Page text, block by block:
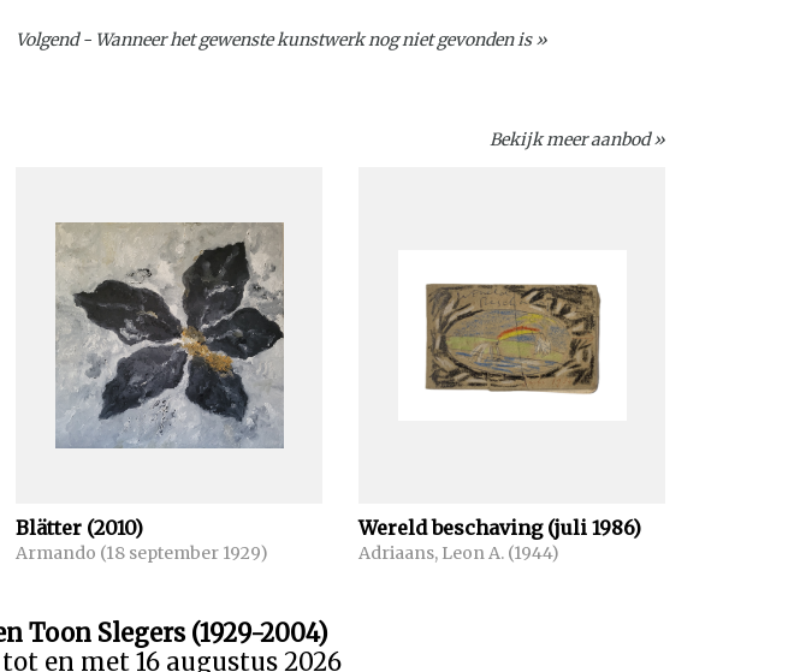
Volgend - Wanneer het gewenste kunstwerk nog niet gevonden is »
Bekijk meer aanbod »
Blätter (2010)
Armando (18 september 1929)
Wereld beschaving (juli 1986)
Adriaans, Leon A. (1944)
Toon Slegers (1929-2004)
en met 16 augustus 2026